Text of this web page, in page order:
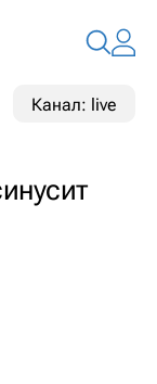
Канал: live